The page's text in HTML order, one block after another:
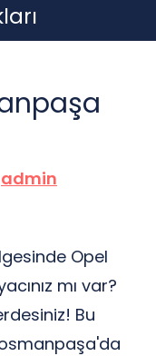
admin
Opel
mı var?
Bu